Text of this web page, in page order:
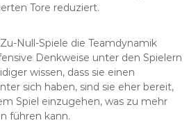
Tore reduziert.
Null-Spiele die Teamdynamik
Denkweise unter den Spielern
wissen, dass sie einen
sich haben, sind sie eher bereit,
Spiel einzugehen, was zu mehr
führen kann.